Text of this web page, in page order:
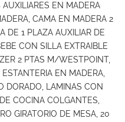
EN MADERA
CAMA EN MADERA 2
DE 1 PLAZA AUXILIAR DE
CON SILLA EXTRAIBLE
2 PTAS M/WESTPOINT,
EN MADERA,
DORADO, LAMINAS CON
COCINA COLGANTES,
GIRATORIO DE MESA, 20